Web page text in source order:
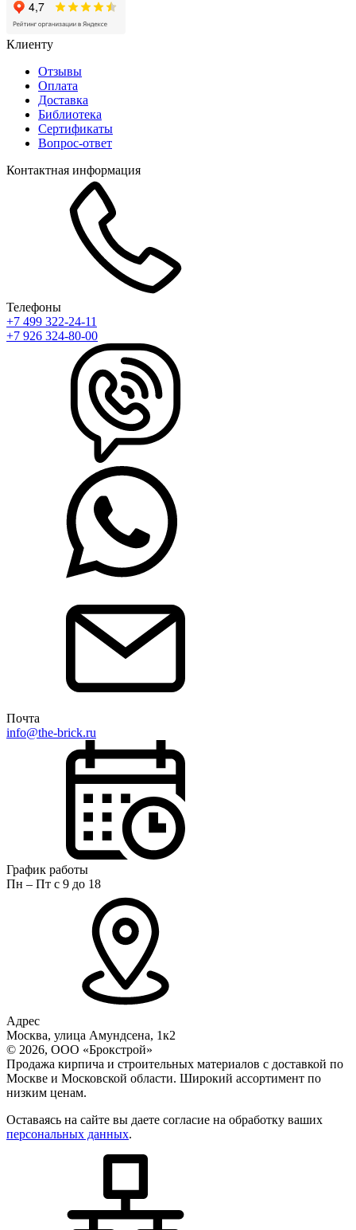
Клиенту
Отзывы
Оплата
Доставка
Библиотека
Сертификаты
Вопрос-ответ
Контактная информация
Телефоны
+7 499 322-24-11
+7 926 324-80-00
Почта
info@the-brick.ru
График работы
Пн – Пт с 9 до 18
Адрес
Москва, улица Амундсена, 1к2
© 2026, ООО «Брокстрой»
Продажа кирпича и строительных материалов с доставкой по
Москве и Московской области. Широкий ассортимент по
низким ценам.
Оставаясь на сайте вы даете согласие на обработку ваших
персональных данных.